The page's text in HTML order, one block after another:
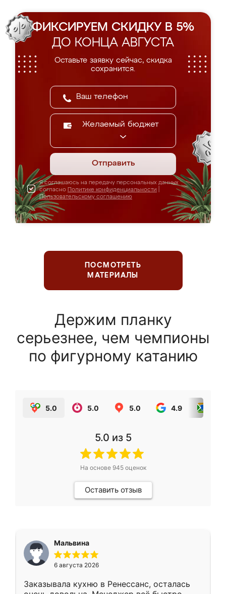
ФИКСИРУЕМ СКИДКУ В 5%
ДО КОНЦА АВГУСТА
Оставьте заявку сейчас, скидка
сохранится.
Желаемый бюджет
Отправить
Я соглашаюсь на передачу персональных данных
согласно Политике конфиденциальности
Пользовательскому соглашению
ПОСМОТРЕТЬ
МАТЕРИАЛЫ
Держим планку
серьезнее, чем чемпионы
по фигурному катанию
5.0 5.0 5.0 4.9
5.0 из 5
На основе 945оценок
Оставить отзыв
Мальвина
6 августа 2026
Заказывала кухню в Ренессанс, осталась